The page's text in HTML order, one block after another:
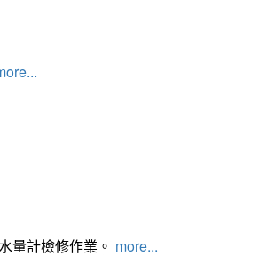
量計檢修作業。 more...